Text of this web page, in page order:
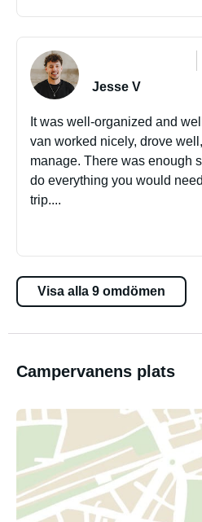
Jesse V
It was well-organized and
van worked nicely, drove
manage. There was enough
do everything you would
trip....
Visa alla 9 omdömen
Campervanens plats